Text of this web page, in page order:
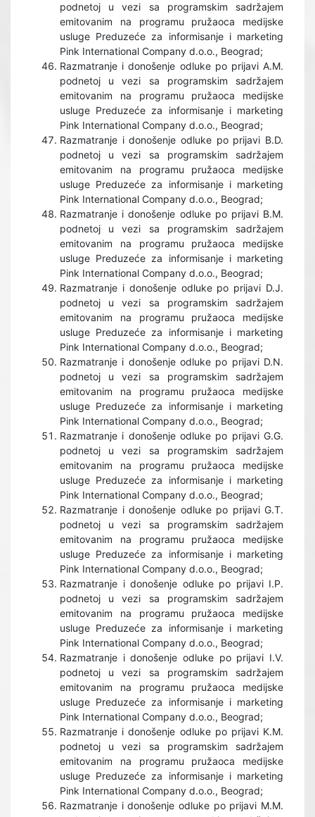
podnetoj u vezi sa programskim sadržajem
emitovanim na programu pružaoca medijske
usluge Preduzeće za informisanje i marketing
Pink International Company d.o.o., Beograd;
Razmatranje i donošenje odluke po prijavi A.M.
podnetoj u vezi sa programskim sadržajem
emitovanim na programu pružaoca medijske
usluge Preduzeće za informisanje i marketing
Pink International Company d.o.o., Beograd;
Razmatranje i donošenje odluke po prijavi B.D.
podnetoj u vezi sa programskim sadržajem
emitovanim na programu pružaoca medijske
usluge Preduzeće za informisanje i marketing
Pink International Company d.o.o., Beograd;
Razmatranje i donošenje odluke po prijavi B.M.
podnetoj u vezi sa programskim sadržajem
emitovanim na programu pružaoca medijske
usluge Preduzeće za informisanje i marketing
Pink International Company d.o.o., Beograd;
Razmatranje i donošenje odluke po prijavi D.J.
podnetoj u vezi sa programskim sadržajem
emitovanim na programu pružaoca medijske
usluge Preduzeće za informisanje i marketing
Pink International Company d.o.o., Beograd;
Razmatranje i donošenje odluke po prijavi D.N.
podnetoj u vezi sa programskim sadržajem
emitovanim na programu pružaoca medijske
usluge Preduzeće za informisanje i marketing
Pink International Company d.o.o., Beograd;
Razmatranje i donošenje odluke po prijavi G.G.
podnetoj u vezi sa programskim sadržajem
emitovanim na programu pružaoca medijske
usluge Preduzeće za informisanje i marketing
Pink International Company d.o.o., Beograd;
Razmatranje i donošenje odluke po prijavi G.T.
podnetoj u vezi sa programskim sadržajem
emitovanim na programu pružaoca medijske
usluge Preduzeće za informisanje i marketing
Pink International Company d.o.o., Beograd;
Razmatranje i donošenje odluke po prijavi I.P.
podnetoj u vezi sa programskim sadržajem
emitovanim na programu pružaoca medijske
usluge Preduzeće za informisanje i marketing
Pink International Company d.o.o., Beograd;
Razmatranje i donošenje odluke po prijavi I.V.
podnetoj u vezi sa programskim sadržajem
emitovanim na programu pružaoca medijske
usluge Preduzeće za informisanje i marketing
Pink International Company d.o.o., Beograd;
Razmatranje i donošenje odluke po prijavi K.M.
podnetoj u vezi sa programskim sadržajem
emitovanim na programu pružaoca medijske
usluge Preduzeće za informisanje i marketing
Pink International Company d.o.o., Beograd;
Razmatranje i donošenje odluke po prijavi M.M.